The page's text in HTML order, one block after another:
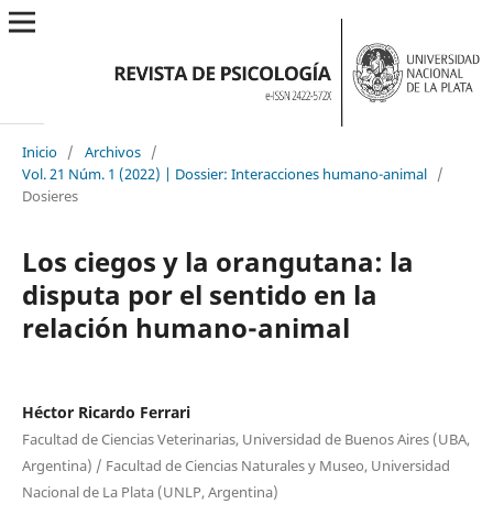
Inicio / Archivos /
Vol. 21 Núm. 1 (2022) | Dossier: Interacciones humano-animal /
Dosieres
Los ciegos y la orangutana: la
disputa por el sentido en la
relación humano-animal
Héctor Ricardo Ferrari
Facultad de Ciencias Veterinarias, Universidad de Buenos Aires (UBA,
Argentina) / Facultad de Ciencias Naturales y Museo, Universidad
Nacional de La Plata (UNLP, Argentina)